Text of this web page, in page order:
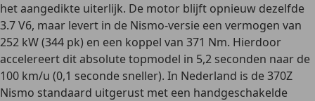
het aangedikte uiterlijk. De motor blijft opnieuw dezelfde
3.7 V6, maar levert in de Nismo-versie een vermogen van
252 kW (344 pk) en een koppel van 371 Nm. Hierdoor
accelereert dit absolute topmodel in 5,2 seconden naar de
100 km/u (0,1 seconde sneller). In Nederland is de 370Z
Nismo standaard uitgerust met een handgeschakelde